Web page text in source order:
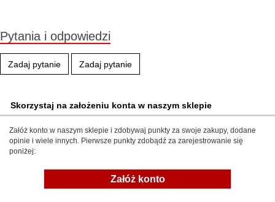
Pytania i odpowiedzi
Zadaj pytanie Zadaj pytanie
Skorzystaj na założeniu konta w naszym sklepie
Załóż konto w naszym sklepie i zdobywaj punkty za swoje zakupy, dodane
opinie i wiele innych. Pierwsze punkty zdobądź za zarejestrowanie się
poniżej:
Załóż konto